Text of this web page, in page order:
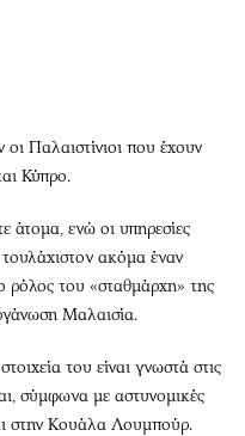
Wine routes
Uncut
στην ''Κ''
Παλαιστίνιοι που έχουν
Κύπρο.
άτομα, ενώ οι υπηρεσίες
ακόμα έναν
ρόλος του «σταθμάρχη» της
Μαλαισία.
του είναι γνωστά στις
σύμφωνα με αστυνομικές
στην Κουάλα Λουμπούρ.